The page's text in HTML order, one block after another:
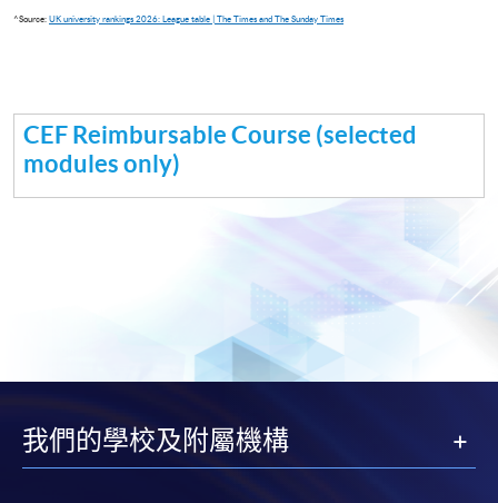
^Source: UK university rankings 2026: League table | The Times and The Sunday Times
CEF Reimbursable Course (selected
modules only)
我們的學校及附屬機構